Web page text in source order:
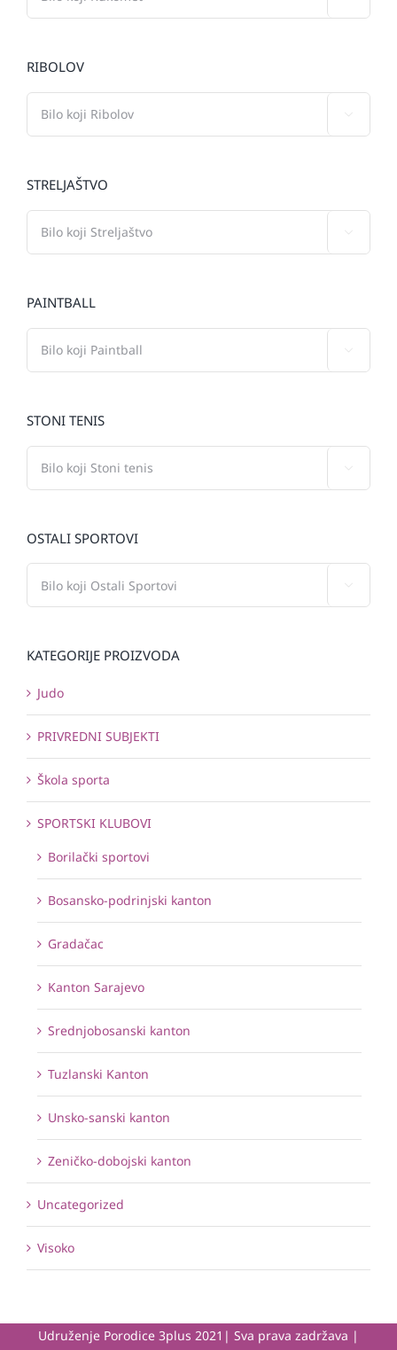
RIBOLOV
STRELJAŠTVO
PAINTBALL
STONI TENIS
OSTALI SPORTOVI
KATEGORIJE PROIZVODA
Judo
PRIVREDNI SUBJEKTI
Škola sporta
SPORTSKI KLUBOVI
Borilački sportovi
Bosansko-podrinjski kanton
Gradačac
Kanton Sarajevo
Srednjobosanski kanton
Tuzlanski Kanton
Unsko-sanski kanton
Zeničko-dobojski kanton
Uncategorized
Visoko
Udruženje Porodice 3plus 2021| Sva prava zadržava |